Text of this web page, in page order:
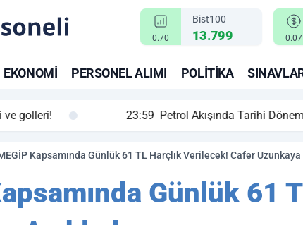
0.70
Bist100
13.799 0.07
EKONOMI PERSONEL ALIMI POLITIKA
Petrol Akışında Tarihi Dönemeç: Bağdat ve Erbil El
Kapsamında Günlük 61 TL Harçlık Verilecek! Cafer Uzunkaya
Günlük 61